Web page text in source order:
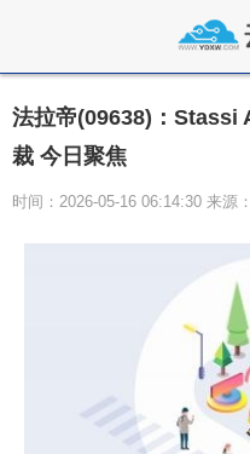
法拉帝(09638)：Stassi
裁 今日聚焦
时间：2026-05-16 06:14:30 来源